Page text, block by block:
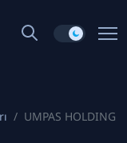
UMPAS HOLDING